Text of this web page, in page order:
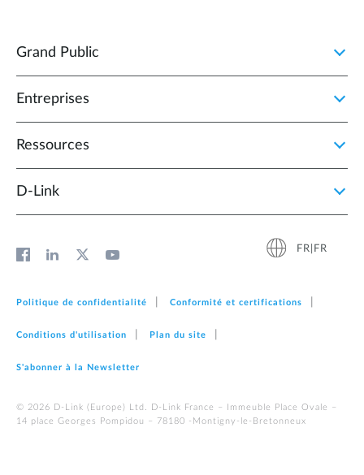
Grand Public
Entreprises
Ressources
D‑Link
FR|FR
Politique de confidentialité Conformité et certifications
Conditions d'utilisation Plan du site
S'abonner à la Newsletter
© 2026 D‑Link (Europe) Ltd. D-Link France – Immeuble Place Ovale –
14 place Georges Pompidou – 78180 -Montigny-le-Bretonneux